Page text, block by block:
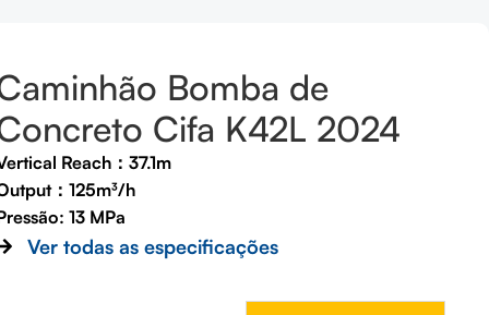
Russian
Bomba de
Cifa K42L 2024
Reach：37.1m
：125m³/h
13 MPa
Ver todas as especificações